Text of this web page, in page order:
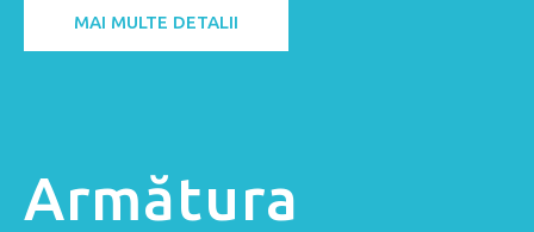
MAI MULTE DETALII
Armătura